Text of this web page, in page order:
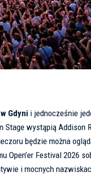
Gdynii jednocześnie
Stage wystąpią Addison
będzie można
Open’er Festival 2026
i mocnych